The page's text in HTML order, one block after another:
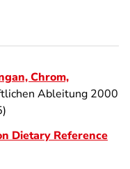
Chrom,
Ableitung 2000
Dietary Reference